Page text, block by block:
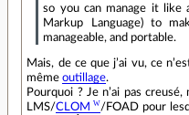
so you can manage it like
Markup Language) to
manageable, and portable.
Mais, de ce que j’ai vu, ce
mêmeoutillage.
Pourquoi ? Je n’ai pas
LMS/CLOM
/FOAD pour